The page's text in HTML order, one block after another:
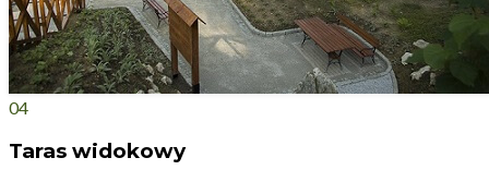
04
Taras widokowy